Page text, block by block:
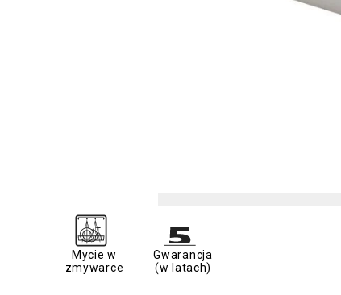
Mycie w
zmywarce
Gwarancja
(w latach)